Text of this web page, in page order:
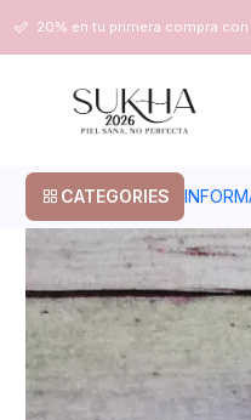
CATEGORIES
20% en tu primera compra con
Home Cuidado facial Piel